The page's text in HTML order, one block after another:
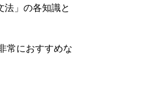
法」の各知識と
常におすすめな